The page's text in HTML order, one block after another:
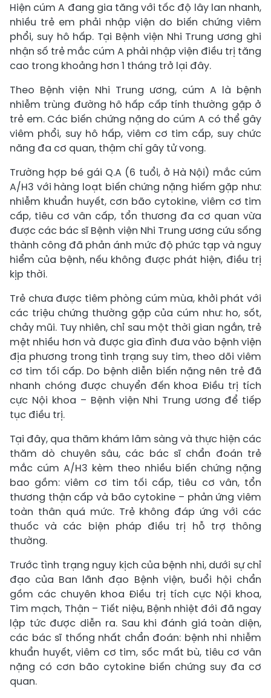
Hiện cúm A đang gia tăng với tốc độ lây lan nhanh,
nhiều trẻ em phải nhập viện do biến chứng viêm
phổi, suy hô hấp. Tại Bệnh viện Nhi Trung ương ghi
nhận số trẻ mắc cúm A phải nhập viện điều trị tăng
cao trong khoảng hơn 1 tháng trở lại đây.
Theo Bệnh viện Nhi Trung ương, cúm A là bệnh
nhiễm trùng đường hô hấp cấp tính thường gặp ở
trẻ em. Các biến chứng nặng do cúm A có thể gây
viêm phổi, suy hô hấp, viêm cơ tim cấp, suy chức
năng đa cơ quan, thậm chí gây tử vong.
Trường hợp bé gái Q.A (6 tuổi, ở Hà Nội) mắc cúm
A/H3 với hàng loạt biến chứng nặng hiếm gặp như:
nhiễm khuẩn huyết, cơn bão cytokine, viêm cơ tim
cấp, tiêu cơ vân cấp, tổn thương đa cơ quan vừa
được các bác sĩ Bệnh viện Nhi Trung ương cứu sống
thành công đã phản ánh mức độ phức tạp và nguy
hiểm của bệnh, nếu không được phát hiện, điều trị
kịp thời.
Trẻ chưa được tiêm phòng cúm mùa, khởi phát với
các triệu chứng thường gặp của cúm như: ho, sốt,
chảy mũi. Tuy nhiên, chỉ sau một thời gian ngắn, trẻ
mệt nhiều hơn và được gia đình đưa vào bệnh viện
địa phương trong tình trạng suy tim, theo dõi viêm
cơ tim tối cấp. Do bệnh diễn biến nặng nên trẻ đã
nhanh chóng được chuyển đến khoa Điều trị tích
cực Nội khoa – Bệnh viện Nhi Trung ương để tiếp
tục điều trị.
Tại đây, qua thăm khám lâm sàng và thực hiện các
thăm dò chuyên sâu, các bác sĩ chẩn đoán trẻ
mắc cúm A/H3 kèm theo nhiều biến chứng nặng
bao gồm: viêm cơ tim tối cấp, tiêu cơ vân, tổn
thương thận cấp và bão cytokine – phản ứng viêm
toàn thân quá mức. Trẻ không đáp ứng với các
thuốc và các biện pháp điều trị hỗ trợ thông
thường.
Trước tình trạng nguy kịch của bệnh nhi, dưới sự chỉ
đạo của Ban lãnh đạo Bệnh viện, buổi hội chẩn
gồm các chuyên khoa Điều trị tích cực Nội khoa,
Tim mạch, Thận – Tiết niệu, Bệnh nhiệt đới đã ngay
lập tức được diễn ra. Sau khi đánh giá toàn diện,
các bác sĩ thống nhất chẩn đoán: bệnh nhi nhiễm
khuẩn huyết, viêm cơ tim, sốc mất bù, tiêu cơ vân
nặng có cơn bão cytokine biến chứng suy đa cơ
quan.